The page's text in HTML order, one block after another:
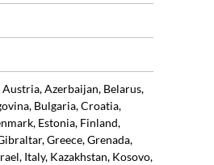
Azerbaijan, Belarus,
Bulgaria, Croatia,
Estonia, Finland,
Greece, Grenada,
Italy, Kazakhstan, Kosovo,